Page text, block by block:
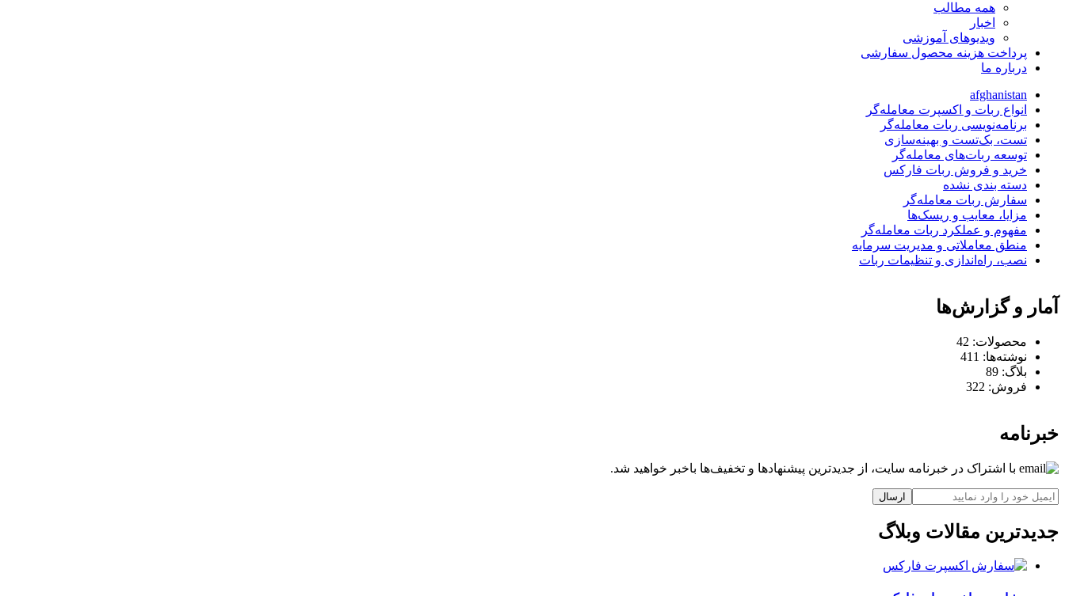
همه مطالب
اخبار
ویدیوهای آموزشی
پرداخت هزینه محصول سفارشی
درباره ما
afghanistan
انواع ربات و اکسپرت معامله‌گر
برنامه‌نویسی ربات معامله‌گر
تست، بک‌تست و بهینه‌سازی
توسعه ربات‌های معامله‌گر
خرید و فروش ربات فارکس
دسته بندی نشده
سفارش ربات معامله‌گر
مزایا، معایب و ریسک‌ها
مفهوم و عملکرد ربات معامله‌گر
منطق معاملاتی و مدیریت سرمایه
نصب، راه‌اندازی و تنظیمات ربات
آمار و گزارش‌ها
محصولات: 42
نوشته‌ها: 411
بلاگ: 89
فروش: 322
خبرنامه
با اشتراک در خبرنامه سایت، از جدیدترین پیشنهادها و تخفیف‌ها باخبر خواهید شد.
ارسال
جدیدترین مقالات وبلاگ